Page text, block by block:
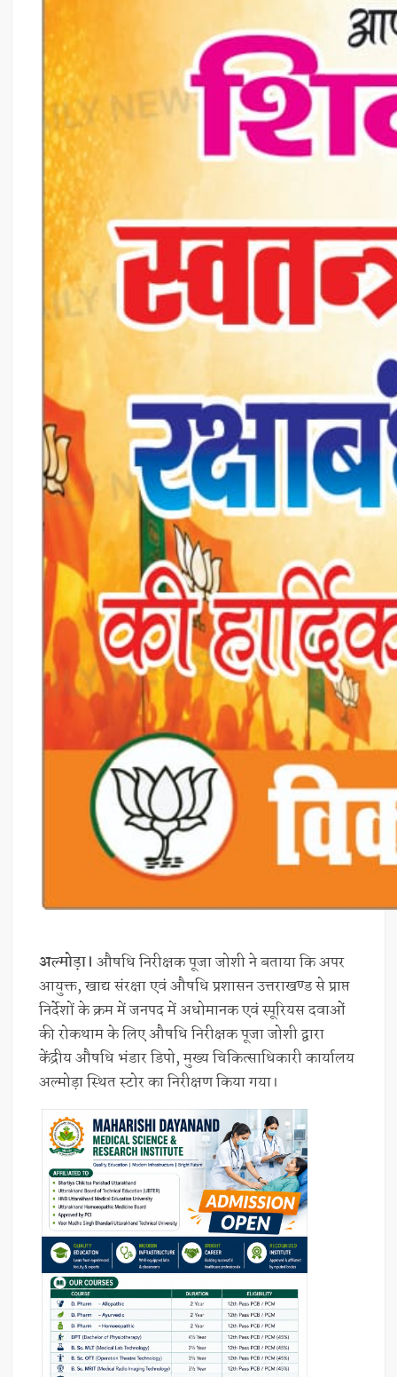
अल्मोड़ा। औषधि निरीक्षक पूजा जोशी ने बताया कि अपर
आयुक्त, खाद्य संरक्षा एवं औषधि प्रशासन उत्तराखण्ड से प्राप्त
निर्देशों के क्रम में जनपद में अधोमानक एवं स्पूरियस दवाओं
की रोकथाम के लिए औषधि निरीक्षक पूजा जोशी द्वारा
केंद्रीय औषधि भंडार डिपो, मुख्य चिकित्साधिकारी कार्यालय
अल्मोड़ा स्थित स्टोर का निरीक्षण किया गया।